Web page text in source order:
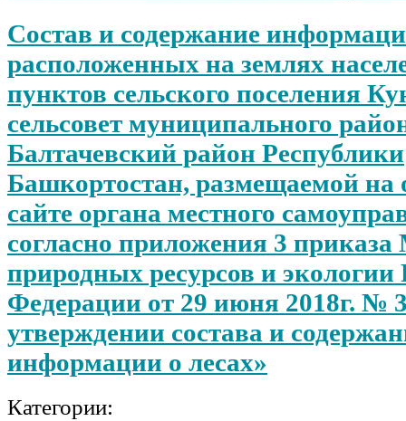
Состав и содержание
расположенных на землях
пунктов сельского поселения
сельсовет муниципального
Балтачевский район Республики
Башкортостан, размещаемой
сайте органа местного
согласно приложения 3 приказа
природных ресурсов и экологии
Федерации от 29 июня 2018г. №
утверждении состава и
информации о лесах»
Категории: